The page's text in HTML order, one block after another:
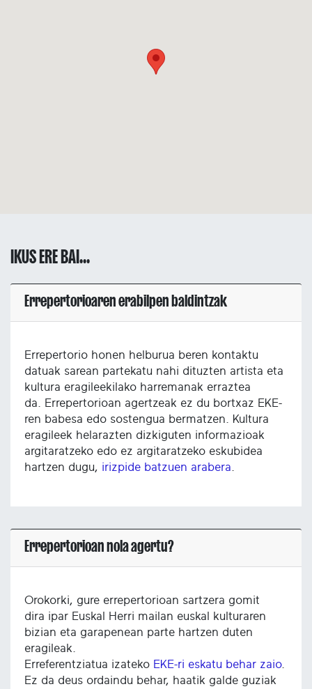
IKUS ERE BAI...
Errepertorioaren erabilpen baldintzak
Errepertorio honen helburua beren kontaktu
datuak sarean partekatu nahi dituzten artista eta
kultura eragileekilako harremanak erraztea
da. Errepertorioan agertzeak ez du bortxaz EKE-
ren babesa edo sostengua bermatzen. Kultura
eragileek helarazten dizkiguten informazioak
argitaratzeko edo ez argitaratzeko eskubidea
hartzen dugu, irizpide batzuen arabera
Errepertorioan nola agertu?
Orokorki, gure errepertorioan sartzera gomit
dira ipar Euskal Herri mailan euskal kulturaren
bizian eta garapenean parte hartzen duten
eragileak.
Erreferentziatua izateko EKE-ri eskatu behar zaio.
Ez da deus ordaindu behar, haatik galde guziak